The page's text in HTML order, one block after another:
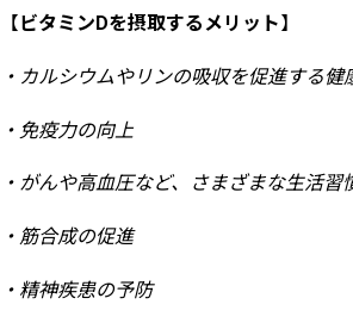
【ビタミンDを摂取するメリット】
・カルシウムやリンの吸収を促進する
・免疫力の向上
・がんや高血圧など、さまざまな生活習
・筋合成の促進
・精神疾患の予防